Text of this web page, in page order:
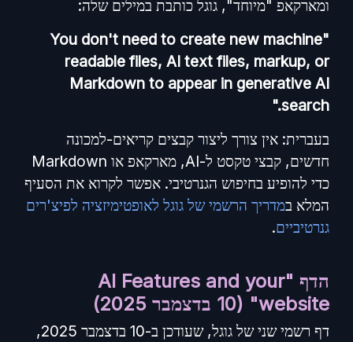
ומארקאפ "מיוחד", גוגל כותבת במילים שלה:
"You don't need to create new machine
readable files, AI text files, markup, or
Markdown to appear in generative AI
search."
בעברית: אין צורך ליצור קבצים קריאים-למכונה
חדשים, קבצי טקסט ל-AI, מארקאפ או Markdown
כדי להופיע בחיפוש הגנרטיבי. אפשר לקרוא את הסעיף
המלא במדריך הרשמי של גוגל לאופטימיזציה לפיצ'רים
גנרטיביים.
הדף "AI Features and your
website" (10 בדצמבר 2025)
דף רשמי שני של גוגל, שעודכן ב-10 בדצמבר 2025,